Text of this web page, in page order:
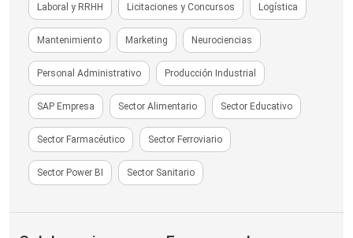
Laboral y RRHH Licitaciones y Concursos Logística
Mantenimiento Marketing Neurociencias
Personal Administrativo Producción Industrial
SAP Empresa Sector Alimentario Sector Educativo
Sector Farmacéutico Sector Ferroviario
Sector Power BI Sector Sanitario